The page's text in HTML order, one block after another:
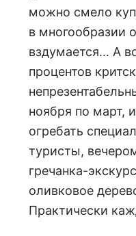
можно смело
в многообразии
вздумается… А
процентов
ноября по март,
огребать
туристы,
гречанка-
оливковое
Практически